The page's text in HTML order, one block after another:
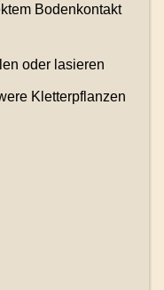
Bodenkontakt
oder lasieren
Kletterpflanzen